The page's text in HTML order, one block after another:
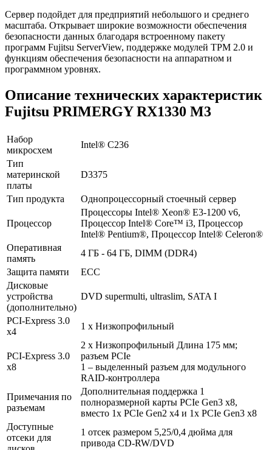
Сервер подойдет для предприятий небольшого и среднего
масштаба. Открывает широкие возможности обеспечения
безопасности данных благодаря встроенному пакету
программ Fujitsu ServerView, поддержке модулей TPM 2.0 и
функциям обеспечения безопасности на аппаратном и
программном уровнях.
Описание технических характеристик
Fujitsu PRIMERGY RX1330 M3
Набор
микросхем
Intel® C236
Тип
материнской
платы
D3375
Тип продукта Однопроцессорный стоечный сервер
Процессор
Процессоры Intel® Xeon® E3-1200 v6,
Процессор Intel® Core™ i3, Процессор
Intel® Pentium®, Процессор Intel® Celeron®
Оперативная
память
4 ГБ - 64 ГБ, DIMM (DDR4)
Защита памяти
ECC
Дисковые
устройства
(дополнительно)
DVD supermulti, ultraslim, SATA I
PCI-Express 3.0
x4
1 x Низкопрофильный
PCI-Express 3.0
x8
2 x Низкопрофильный Длина 175 мм;
разъем PCIe
1 – выделенный разъем для модульного
RAID-контроллера
Примечания по
разъемам
Дополнительная поддержка 1
полноразмерной карты PCIe Gen3 x8,
вместо 1x PCIe Gen2 x4 и 1x PCIe Gen3 x8
Доступные
отсеки для
1 отсек размером 5,25/0,4 дюйма для
привода CD-RW/DVD